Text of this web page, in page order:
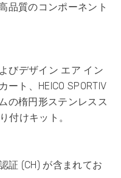
品質のコンポーネント
びデザイン エア イン
ト、HEICO SPORTIV
の楕円形ステンレスス
付けキット。
証 (CH) が含まれてお